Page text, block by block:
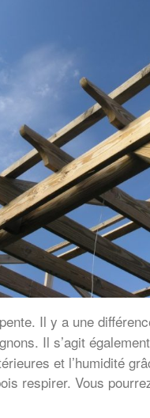
Il y a une
Il s’agit
et l’humidité
respirer. Vous